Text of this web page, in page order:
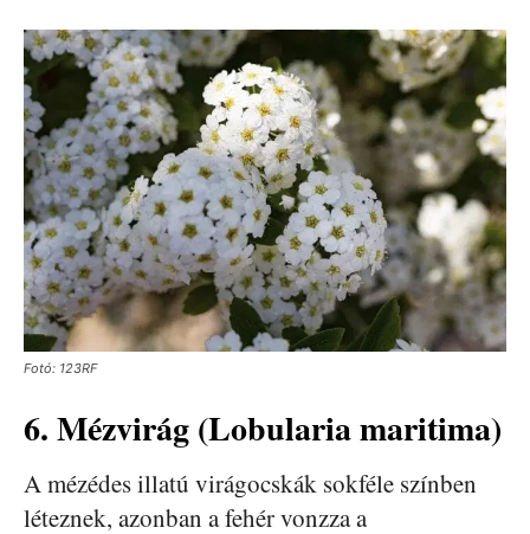
Fotó: 123RF
6. Mézvirág (Lobularia maritima)
A mézédes illatú virágocskák sokféle színben
léteznek, azonban a fehér vonzza a